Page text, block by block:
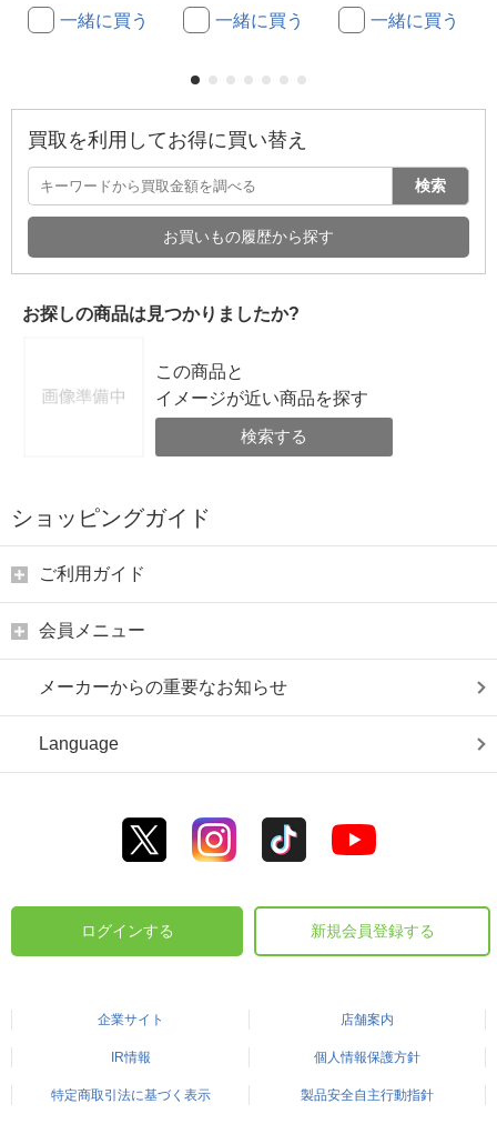
一緒に買う 一緒に買う 一緒に買う
買取を利用してお得に買い替え
検索
お買いもの履歴から探す
お探しの商品は見つかりましたか?
この商品と
イメージが近い商品を探す
検索する
ショッピングガイド
ご利用ガイド
会員メニュー
メーカーからの重要なお知らせ
Language
ログインする 新規会員登録する
企業サイト 店舗案内
IR情報 個人情報保護方針
特定商取引法に基づく表示 製品安全自主行動指針